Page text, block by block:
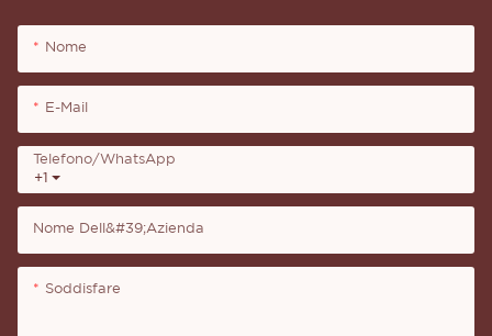
Nome
E-Mail
+1
Telefono/WhatsApp
Nome Dell&#39;azienda
Soddisfare